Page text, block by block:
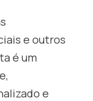
e outros
é um
e